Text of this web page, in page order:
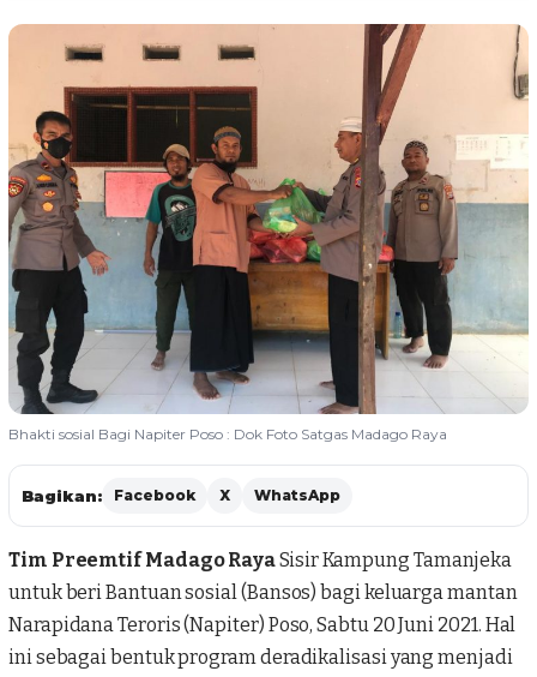
Bhakti sosial Bagi Napiter Poso : Dok Foto Satgas Madago Raya
Bagikan: Facebook X WhatsApp
Tim Preemtif Madago RayaSisir Kampung Tamanjeka
untuk beri Bantuan sosial (Bansos) bagi keluarga mantan
Narapidana Teroris (Napiter) Poso, Sabtu 20 Juni 2021. Hal
ini sebagai bentuk program deradikalisasi yang menjadi